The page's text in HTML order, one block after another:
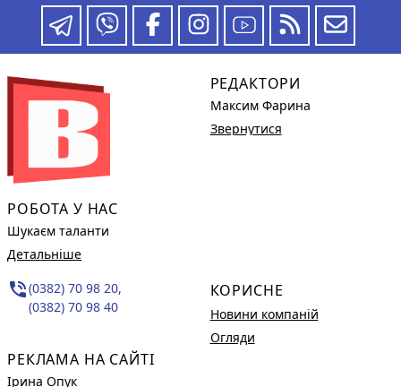
РОБОТА У НАС
Шукаєм таланти
Детальніше
phone_in_talk(0382) 70 98 20,
(0382) 70 98 40
РЕКЛАМА НА САЙТІ
Ірина Опук
РЕДАКТОРИ
Максим Фарина
Звернутися
КОРИСНЕ
Новини компаній
Огляди